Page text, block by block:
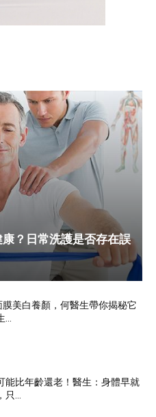
？日常洗護是否存在誤
膜美白養顏，何醫生帶你揭秘它
能比年齡還老！醫生：身體早就
...